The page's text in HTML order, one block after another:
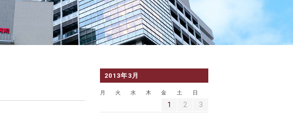
2013年3月
月 火 水 木 金 土 日
1 2
3